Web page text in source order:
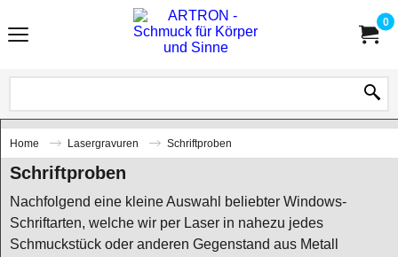
0
Home Lasergravuren Schriftproben
Schriftproben
Nachfolgend eine kleine Auswahl beliebter Windows-
Schriftarten, welche wir per Laser in nahezu jedes
Schmuckstück oder anderen Gegenstand aus Metall